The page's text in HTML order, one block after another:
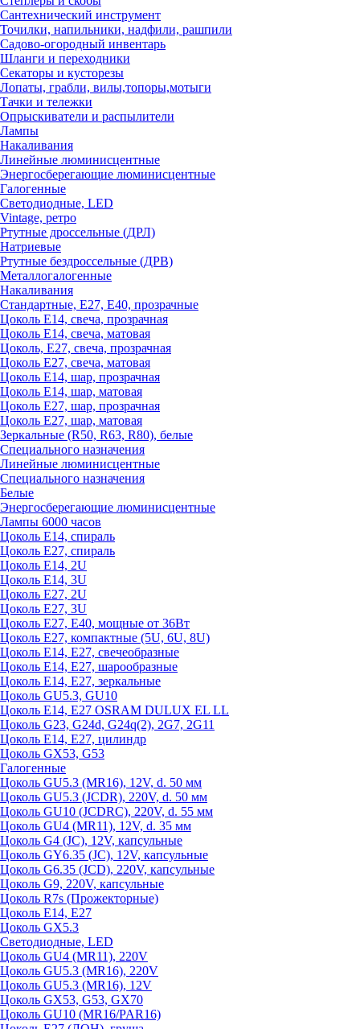
Сантехнический инструмент
Точилки, напильники, надфили, рашпили
Садово-огородный инвентарь
Шланги и переходники
Секаторы и кусторезы
Лопаты, грабли, вилы,топоры,мотыги
Тачки и тележки
Опрыскиватели и распылители
Лампы
Накаливания
Линейные люминисцентные
Энергосберегающие люминисцентные
Галогенные
Светодиодные, LED
Vintage, ретро
Ртутные дроссельные (ДРЛ)
Натриевые
Ртутные бездроссельные (ДРВ)
Металлогалогенные
Накаливания
Стандартные, Е27, Е40, прозрачные
Цоколь Е14, свеча, прозрачная
Цоколь Е14, свеча, матовая
Цоколь, Е27, свеча, прозрачная
Цоколь Е27, свеча, матовая
Цоколь Е14, шар, прозрачная
Цоколь Е14, шар, матовая
Цоколь Е27, шар, прозрачная
Цоколь Е27, шар, матовая
Зеркальные (R50, R63, R80), белые
Специального назначения
Линейные люминисцентные
Специального назначения
Белые
Энергосберегающие люминисцентные
Лампы 6000 часов
Цоколь Е14, спираль
Цоколь Е27, спираль
Цоколь Е14, 2U
Цоколь Е14, 3U
Цоколь Е27, 2U
Цоколь Е27, 3U
Цоколь Е27, Е40, мощные от 36Вт
Цоколь Е27, компактные (5U, 6U, 8U)
Цоколь Е14, Е27, свечеобразные
Цоколь Е14, Е27, шарообразные
Цоколь Е14, Е27, зеркальные
Цоколь GU5.3, GU10
Цоколь Е14, Е27 OSRAM DULUX EL LL
Цоколь G23, G24d, G24q(2), 2G7, 2G11
Цоколь Е14, Е27, цилиндр
Цоколь GX53, G53
Галогенные
Цоколь GU5.3 (MR16), 12V, d. 50 мм
Цоколь GU5.3 (JCDR), 220V, d. 50 мм
Цоколь GU10 (JCDRC), 220V, d. 55 мм
Цоколь GU4 (MR11), 12V, d. 35 мм
Цоколь G4 (JC), 12V, капсульные
Цоколь GY6.35 (JC), 12V, капсульные
Цоколь G6.35 (JCD), 220V, капсульные
Цоколь G9, 220V, капсульные
Цоколь R7s (Прожекторные)
Цоколь E14, E27
Цоколь GX5.3
Светодиодные, LED
Цоколь GU4 (MR11), 220V
Цоколь GU5.3 (MR16), 220V
Цоколь GU5.3 (MR16), 12V
Цоколь GX53, G53, GX70
Цоколь GU10 (MR16/PAR16)